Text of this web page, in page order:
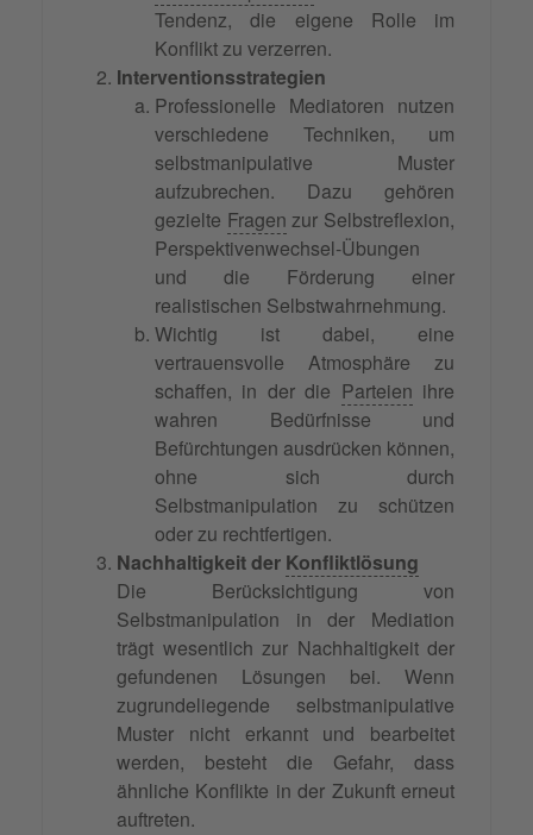
Tendenz, die eigene Rolle im
Konflikt zu verzerren.
Interventionsstrategien
Professionelle Mediatoren nutzen
verschiedene Techniken, um
selbstmanipulative Muster
aufzubrechen. Dazu gehören
gezielte Fragen zur Selbstreflexion,
Perspektivenwechsel-Übungen
und die Förderung einer
realistischen Selbstwahrnehmung.
Wichtig ist dabei, eine
vertrauensvolle Atmosphäre zu
schaffen, in der die Parteien ihre
wahren Bedürfnisse und
Befürchtungen ausdrücken können,
ohne sich durch
Selbstmanipulation zu schützen
oder zu rechtfertigen.
Nachhaltigkeit der Konfliktlösung
Die Berücksichtigung von
Selbstmanipulation in der Mediation
trägt wesentlich zur Nachhaltigkeit der
gefundenen Lösungen bei. Wenn
zugrundeliegende selbstmanipulative
Muster nicht erkannt und bearbeitet
werden, besteht die Gefahr, dass
ähnliche Konflikte in der Zukunft erneut
auftreten.